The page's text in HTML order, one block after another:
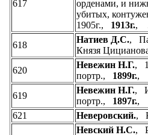
617
орденами, и
убитых,
1905г., 1913г.,
618
Натиев Д.С.,
Князя
620
Невежин Н.Г.,
портр., 1899г.,
619
Невежин Н.Г.,
портр., 1897г.,
621
Неверовский.,
Невский Н.С.,